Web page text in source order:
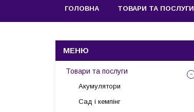
ГОЛОВНА ТОВАРИ ТА ПОСЛУГИ
Товари та послуги
Акумулятори
Сад і кемпінг